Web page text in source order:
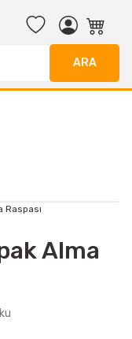
ARA
Alma